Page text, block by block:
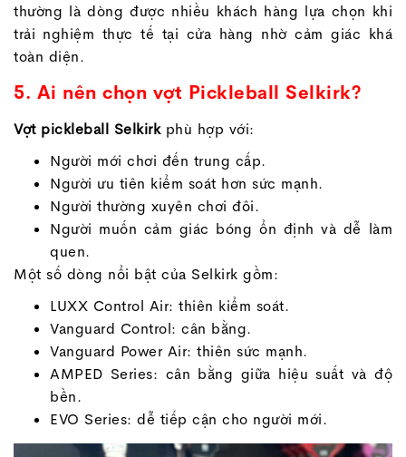
thường là dòng được nhiều khách hàng lựa chọn khi
trải nghiệm thực tế tại cửa hàng nhờ cảm giác khá
toàn diện.
5. Ai nên chọn vợt Pickleball Selkirk?
Vợt pickleball Selkirkphù hợp với:
Người mới chơi đến trung cấp.
Người ưu tiên kiểm soát hơn sức mạnh.
Người thường xuyên chơi đôi.
Người muốn cảm giác bóng ổn định và dễ làm
quen.
Một số dòng nổi bật của Selkirk gồm:
LUXX Control Air: thiên kiểm soát.
Vanguard Control: cân bằng.
Vanguard Power Air: thiên sức mạnh.
AMPED Series: cân bằng giữa hiệu suất và độ
bền.
EVO Series: dễ tiếp cận cho người mới.